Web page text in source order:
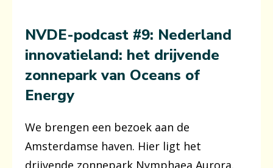
NVDE-podcast #9: Nederland
innovatieland: het drijvende
zonnepark van Oceans of
Energy
We brengen een bezoek aan de
Amsterdamse haven. Hier ligt het
drijvende zonnepark Nymphaea Aurora.